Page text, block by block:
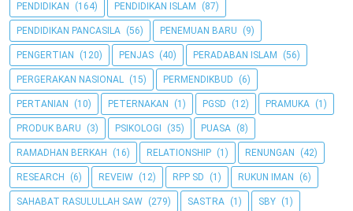
PENDIDIKAN (164) PENDIDIKAN ISLAM (87)
PENDIDIKAN PANCASILA (56) PENEMUAN BARU (9)
PENGERTIAN (120) PENJAS (40) PERADABAN ISLAM (56)
PERGERAKAN NASIONAL (15) PERMENDIKBUD (6)
PERTANIAN (10) PETERNAKAN (1) PGSD (12) PRAMUKA (1)
PRODUK BARU (3) PSIKOLOGI (35) PUASA (8)
RAMADHAN BERKAH (16) RELATIONSHIP (1) RENUNGAN (42)
RESEARCH (6) REVEIW (12) RPP SD (1) RUKUN IMAN (6)
SAHABAT RASULULLAH SAW (279) SASTRA (1) SBY (1)